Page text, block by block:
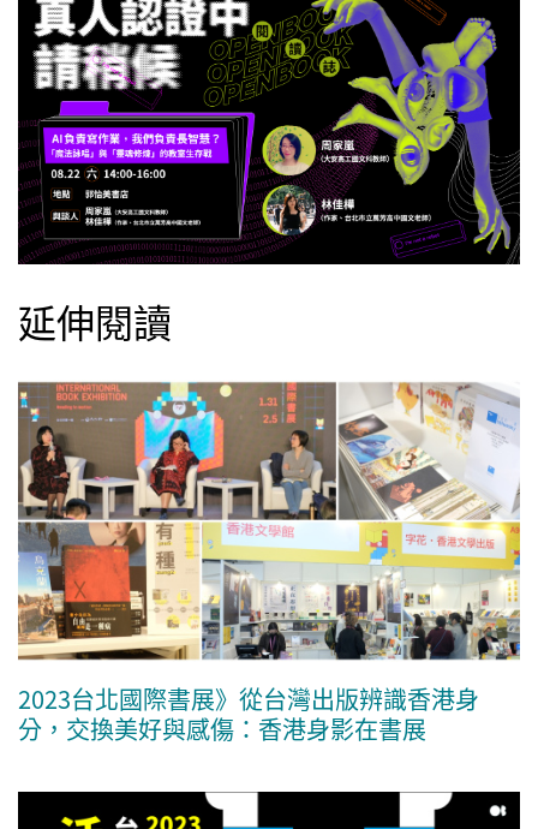
延伸閱讀
2023台北國際書展》從台灣出版辨識香港身
分，交換美好與感傷：香港身影在書展